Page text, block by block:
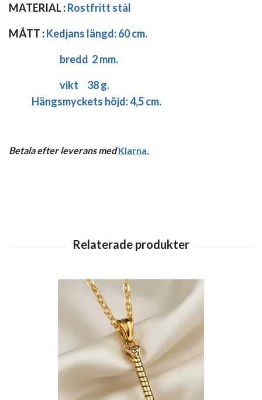
MATERIAL :Rostfritt stål
MÅTT :Kedjans längd:60 cm.
bredd 2 mm.
vikt 38 g.
Hängsmyckets höjd: 4,5 cm.
Betala efter leverans med Klarna.